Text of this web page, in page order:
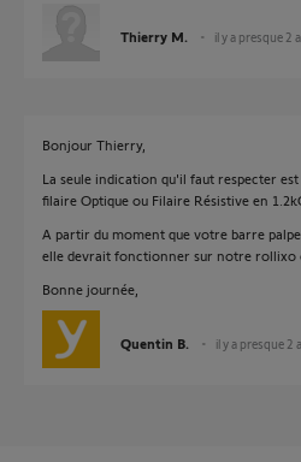
Thierry M. il y a presque 2
Bonjour Thierry,
La seule indication qu'il faut respecter
filaire Optique ou Filaire Résistive en
A partir du moment que votre barre
elle devrait fonctionner sur notre rollixo
Bonne journée,
Quentin B. il y a presque 2